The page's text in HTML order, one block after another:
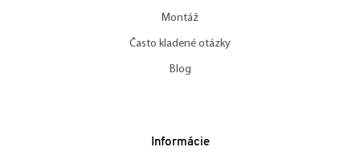
Montáž
Často kladené otázky
Blog
Informácie